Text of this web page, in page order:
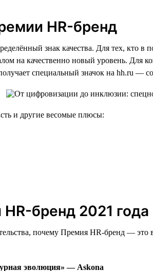
HR-бренд
знак качества. Для тех, кто в
на качественно новый уровень. Для
специальный значок на hh.ru —
и другие весомые плюсы:
бренд 2021 года
почему Премия HR-бренд —
эволюция» — Askona